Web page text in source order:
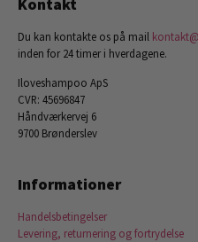
Kontakt
Du kan kontakte os på mail
inden for 24 timer i hverdagene.
Iloveshampoo ApS
CVR: 45696847
Håndværkervej 6
9700 Brønderslev
Informationer
Handelsbetingelser
Levering, returnering og fortrydelse